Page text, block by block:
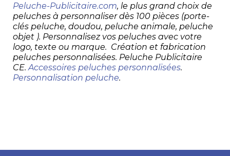
Peluche-Publicitaire.com, le plus grand choix de
peluches à personnaliser dès 100 pièces (porte-
clés peluche, doudou, peluche animale, peluche
objet ). Personnalisez vos peluches avec votre
logo, texte ou marque. Création et fabrication
peluches personnalisées. Peluche Publicitaire
CE. Accessoires peluches personnalisées.
Personnalisation peluche.